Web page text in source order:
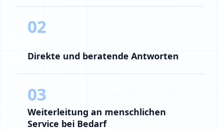
02
Direkte und beratende Antworten
03
Weiterleitung an menschlichen
Service bei Bedarf